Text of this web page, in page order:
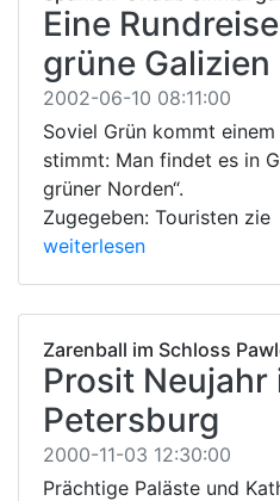
Eine
grüne Galizien
2002-06-10 08:11:00
Soviel Grün kommt
stimmt: Man findet es in
grüner Norden“.
Zugegeben: Touristen zie
weiterlesen
Zarenball im Schloss
Prosit Neujahr
Petersburg
2000-11-03 12:30:00
Prächtige Paläste und